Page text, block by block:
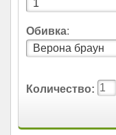
Обивка:
Количество: